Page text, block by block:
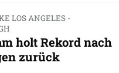
LOS ANGELES -
holt Rekord nach
zurück